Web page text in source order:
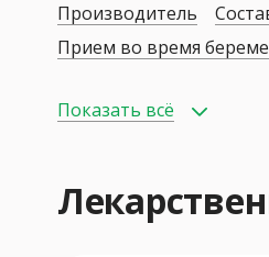
Производитель
Прием во время
Показать всё